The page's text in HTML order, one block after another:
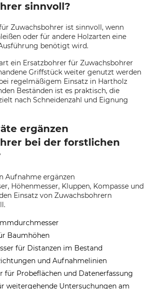
sinnvoll?
Zuwachsbohrer ist sinnvoll, wenn
oder für andere Holzarten eine
benötigt wird.
ein Ersatzbohrer für Zuwachsbohrer
Griffstück weiter genutzt werden
regelmäßigem Einsatz in Hartholz
Beständen ist es praktisch, die
nach Schneidenzahl und Eignung
ergänzen
bei der forstlichen
Aufnahme ergänzen
Höhenmesser, Kluppen, Kompasse und
Einsatz von Zuwachsbohrern
Baumhöhen
für Distanzen im Bestand
und Aufnahmelinien
für Probeflächen und Datenerfassung
weitergehende Untersuchungen am